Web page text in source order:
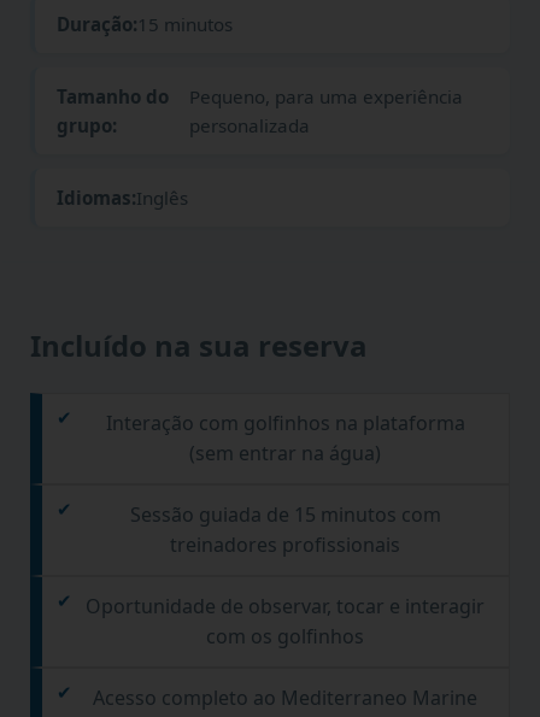
Duração: 15 minutos
Tamanho do
grupo:
Pequeno, para uma experiência
personalizada
Idiomas:Inglês
Incluído na sua reserva
Interação com golfinhos na plataforma
(sem entrar na água)
Sessão guiada de 15 minutos com
treinadores profissionais
Oportunidade de observar, tocar e interagir
com os golfinhos
Acesso completo ao Mediterraneo Marine